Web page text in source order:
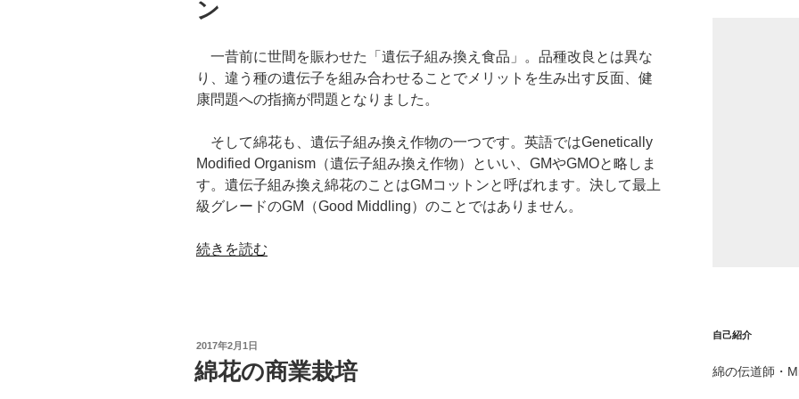
ン
一昔前に世間を賑わせた「遺伝子組み換え食品」。品種改良とは異な
り、違う種の遺伝子を組み合わせることでメリットを生み出す反面、健
康問題への指摘が問題となりました。
そして綿花も、遺伝子組み換え作物の一つです。英語ではGenetically
Modified Organism（遺伝子組み換え作物）といい、GMやGMOと略しま
す。遺伝子組み換え綿花のことはGMコットンと呼ばれます。決して最上
級グレードのGM（Good Middling）のことではありません。
“遺
え
続きを読む
投
稿
日:
2017年2月1日
綿花の商業栽培
自己紹介
綿の伝道師・